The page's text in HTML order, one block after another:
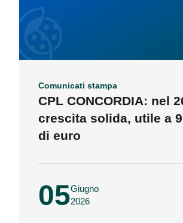
Comunicati stampa
CPL CONCORDIA: nel
crescita solida, utile a
di euro
05Giugno
2026